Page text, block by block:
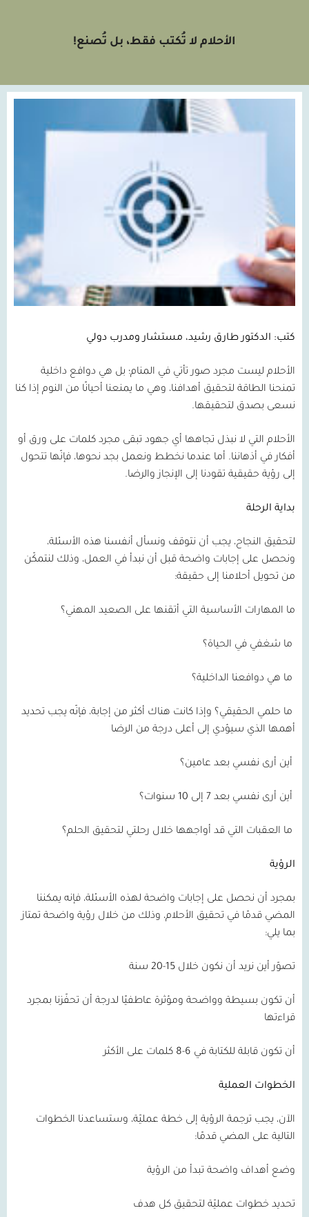
الأحلام لا تُكتب فقط، بل تُصنع!
كتب: الدكتور طارق رشيد، مستشار ومدرب دولي
الأحلام ليست مجرد صور تأتي في المنام؛ بل هي دوافع داخلية
تمنحنا الطاقة لتحقيق أهدافنا، وهي ما يمنعنا أحيانًا من النوم إذا كنا
نسعى بصدق لتحقيقها.
الأحلام التي لا نبذل تجاهها أي جهود تبقى مجرد كلمات على ورق أو
أفكار في أذهاننا. أما عندما نخطط ونعمل بجد نحوها، فإنّها تتحول
إلى رؤية حقيقية تقودنا إلى الإنجاز والرضا.
بداية الرحلة
لتحقيق النجاح، يجب أن نتوقف ونسأل أنفسنا هذه الأسئلة،
ونحصل على إجابات واضحة قبل أن نبدأ في العمل، وذلك لنتمكّن
من تحويل أحلامنا إلى حقيقة:
ما المهارات الأساسية التي أتقنها على الصعيد المهني؟
ما شغفي في الحياة؟
ما هي دوافعنا الداخلية؟
ما حلمي الحقيقي؟ وإذا كانت هناك أكثر من إجابة، فإنّه يجب تحديد
أهمها الذي سيؤدي إلى أعلى درجة من الرضا
أين أرى نفسي بعد عامين؟
أين أرى نفسي بعد 7 إلى 10 سنوات؟
ما العقبات التي قد أواجهها خلال رحلتي لتحقيق الحلم؟
الرؤية
بمجرد أن نحصل على إجابات واضحة لهذه الأسئلة، فإنه يمكننا
المضي قدمًا في تحقيق الأحلام، وذلك من خلال رؤية واضحة تمتاز
بما يلي:
تصوّر أين نريد أن نكون خلال 15-20 سنة
أن تكون بسيطة وواضحة ومؤثرة عاطفيًا لدرجة أن تحفّزنا بمجرد
قراءتها
أن تكون قابلة للكتابة في 6-8 كلمات على الأكثر
الخطوات العملية
الآن، يجب ترجمة الرؤية إلى خطة عمليّة، وستساعدنا الخطوات
التالية على المضي قدمًا:
وضع أهداف واضحة تبدأ من الرؤية
تحديد خطوات عمليّة لتحقيق كل هدف